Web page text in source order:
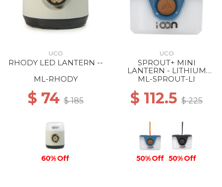
UCO
RHODY LED LANTERN --
ML-RHODY
$ 74$ 185
60% Off
UCO
SPROUT+ MINI
LANTERN - LITHIUM
RECHARGEABLE BLUE
ML-SPROUT-LI
$ 112.5 $ 225
50% Off 50% Off